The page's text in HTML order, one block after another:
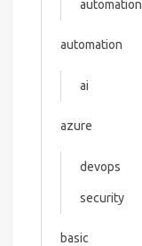
automation
automation
ai
azure
devops
security
basic